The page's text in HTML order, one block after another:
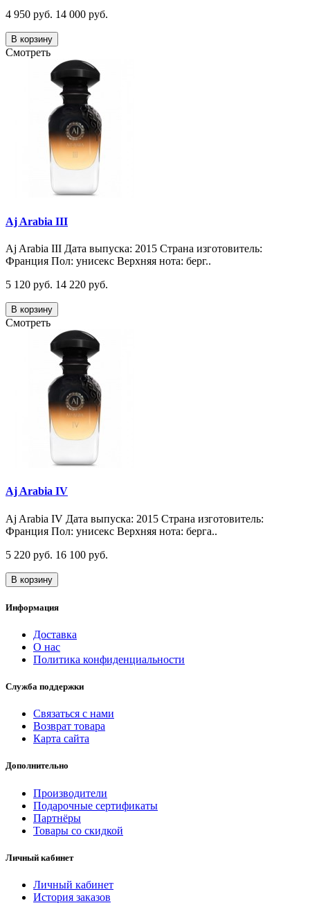
4 950 руб. 14 000 руб.
В корзину
Смотреть
Aj Arabia III
Aj Arabia III Дата выпуска: 2015 Страна изготовитель:
Франция Пол: унисекс Верхняя нота: берг..
5 120 руб. 14 220 руб.
В корзину
Смотреть
Aj Arabia IV
Aj Arabia IV Дата выпуска: 2015 Страна изготовитель:
Франция Пол: унисекс Верхняя нота: берга..
5 220 руб. 16 100 руб.
В корзину
Информация
Доставка
О нас
Политика конфиденциальности
Служба поддержки
Связаться с нами
Возврат товара
Карта сайта
Дополнительно
Производители
Подарочные сертификаты
Партнёры
Товары со скидкой
Личный кабинет
Личный кабинет
История заказов